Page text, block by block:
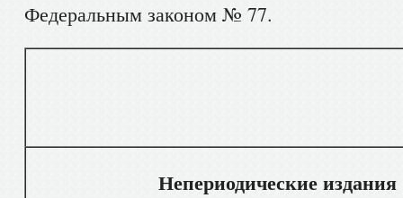
Федеральным законом № 77.
Непериодические издания